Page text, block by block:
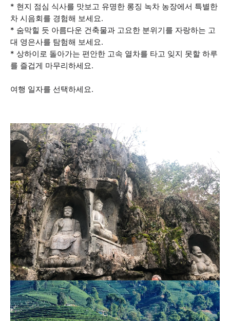
* 현지 점심 식사를 맛보고 유명한 롱징 녹차 농장에서 특별한
차 시음회를 경험해 보세요.
* 숨막힐 듯 아름다운 건축물과 고요한 분위기를 자랑하는 고
대 영은사를 탐험해 보세요.
* 상하이로 돌아가는 편안한 고속 열차를 타고 잊지 못할 하루
를 즐겁게 마무리하세요.
여행 일자를 선택하세요.